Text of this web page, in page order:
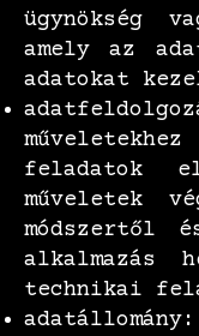
ügynökség
amely az
adatokat
feladatok
műveletek
módszertől
alkalmazás
technikai